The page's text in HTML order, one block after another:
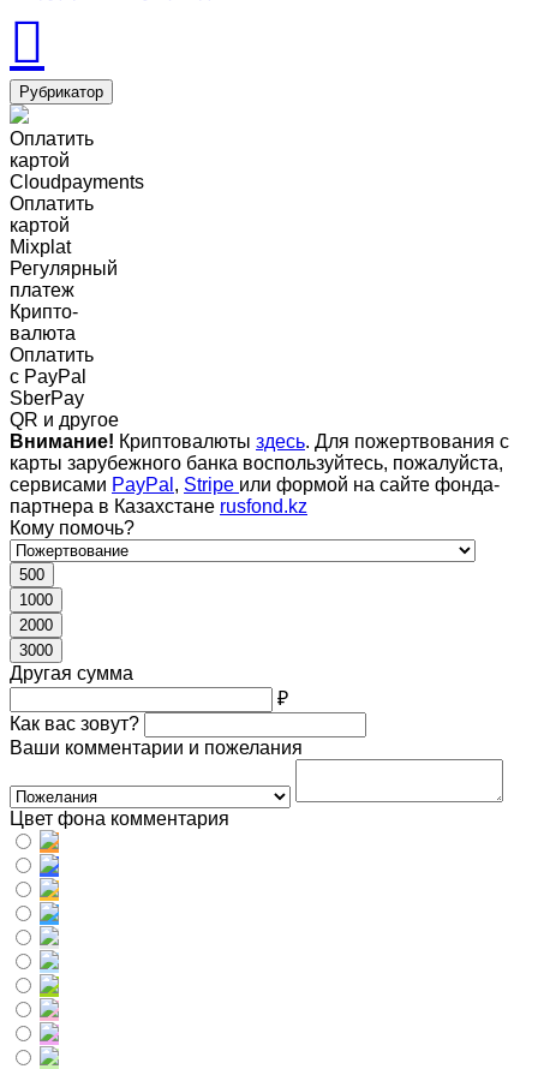
Рубрикатор
Оплатить
картой
Cloudpayments
Оплатить
картой
Mixplat
Регулярный
платеж
Крипто-
валюта
Оплатить
c PayPal
SberPay
QR и другое
Внимание! Криптовалюты здесь. Для пожертвования с
карты зарубежного банка воспользуйтесь, пожалуйста,
сервисами PayPal , Stripe или формой на сайте фонда-
партнера в Казахстане rusfond.kz
Кому помочь?
500
1000
2000
3000
Другая сумма
₽
Как вас зовут?
Ваши комментарии и пожелания
Цвет фона комментария